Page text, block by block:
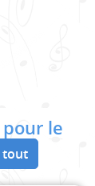
le
tout